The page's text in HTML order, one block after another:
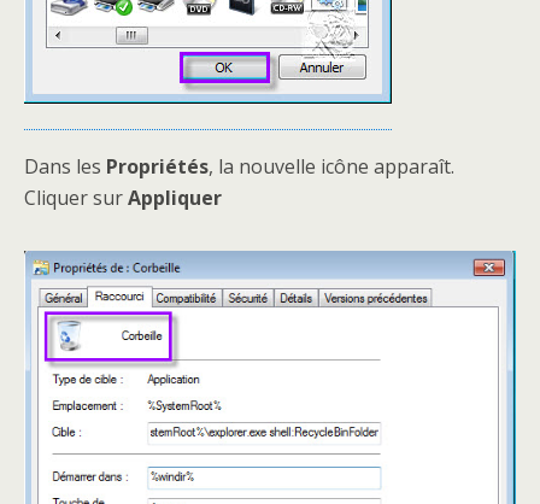
Dans les Propriétés, la nouvelle icône apparaît.
Cliquer surAppliquer